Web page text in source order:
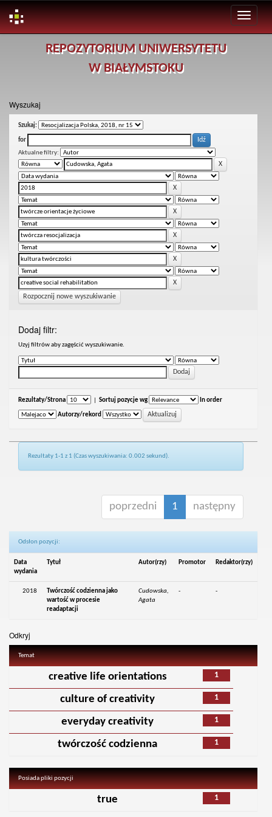
REPOZYTORIUM UNIWERSYTETU
W BIAŁYMSTOKU
Wyszukaj
Szukaj:
for
Aktualne filtry:
Rozpocznij nowe wyszukiwanie
Dodaj filtr:
Uzyj filtrów aby zagęścić wyszukiwanie.
Rezultaty/Strona Sortuj pozycje wg In order
Autorzy/rekord
Rezultaty 1-1 z 1 (Czas wyszukiwania: 0.002 sekund).
poprzedni 1 następny
Odsłon pozycji:
Data
wydania
Tytuł Autor(rzy) Promotor Redaktor(rzy)
2018
Twórczość codzienna jako
wartość w procesie
readaptacji
Cudowska,
Agata
- -
Odkryj
Temat
1
creative life orientations
1
culture of creativity
1
everyday creativity
1
twórczość codzienna
Posiada pliki pozycji
1
true